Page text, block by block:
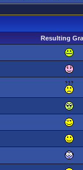
Resulting